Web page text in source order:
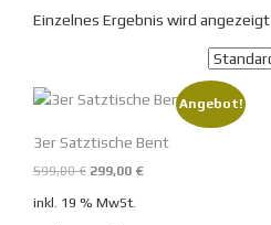
Einzelnes Ergebnis wird angezeigt
Angebot!
3er Satztische Bent
599,00€ Ursprünglicher
299,00 €Aktueller
inkl. 19 % MwSt.